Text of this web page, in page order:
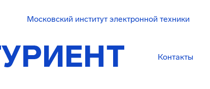
Московский институт электронной техники
Контакты